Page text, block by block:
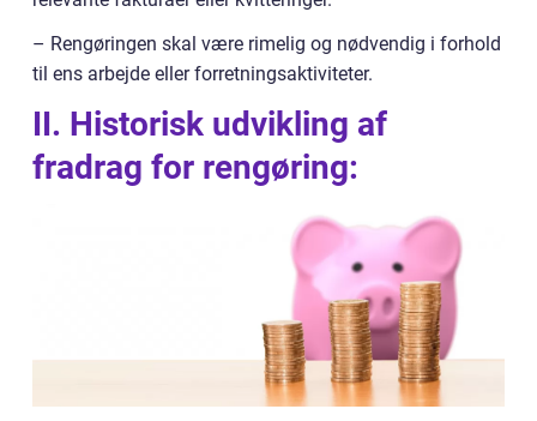
– Rengøringen skal være rimelig og nødvendig i forhold
til ens arbejde eller forretningsaktiviteter.
II. Historisk udvikling af
fradrag for rengøring: